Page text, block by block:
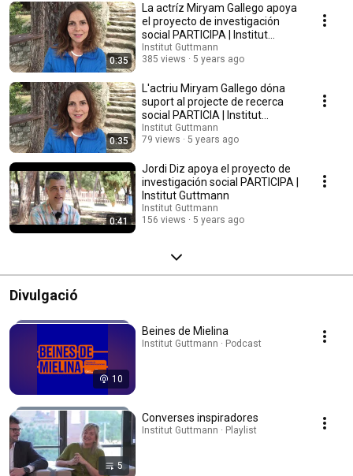
con discapacidad, con la voluntad de transformarla para que sea
plenamente inclusiva. El objetivo de este estudio es identificar los
factores que facilitan y dificultan la participación de las personas con
discapacidad en la sociedad, así como encontrar soluciones
innovadoras que hagan posible la participación de todos y todas en
igualdad de oportunidades. Para ello necesitamos involucrar a 2.000
personas que hagan los cuestionarios.
0:35
La actríz Miryam Gallego apoya
el proyecto de investigación
social PARTICIPA | Institut
Guttmann
Institut Guttmann
385 views
5 years ago
0:35
L'actriu Miryam Gallego dóna
suport al projecte de recerca
social PARTICIA | Institut
Guttmann
Institut Guttmann
79 views
5 years ago
0:41
Jordi Diz apoya el proyecto de
investigación social PARTICIPA |
Institut Guttmann
Institut Guttmann
156 views
5 years ago
Divulgació
10
Beines de Mielina
Institut Guttmann · Podcast
5
Converses inspiradores
Institut Guttmann · Playlist